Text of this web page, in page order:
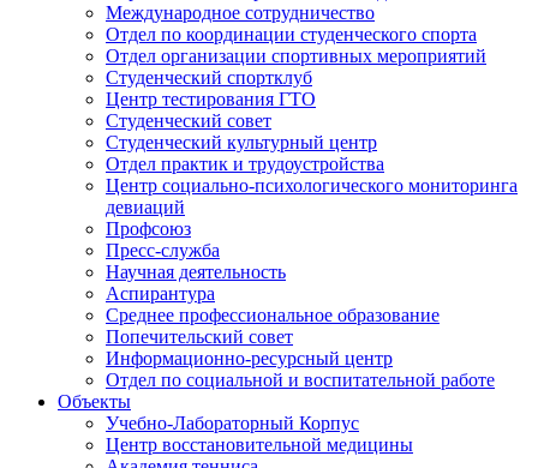
Международное сотрудничество
Отдел по координации студенческого спорта
Отдел организации спортивных мероприятий
Студенческий спортклуб
Центр тестирования ГТО
Студенческий совет
Студенческий культурный центр
Отдел практик и трудоустройства
Центр социально-психологического мониторинга
девиаций
Профсоюз
Пресс-служба
Научная деятельность
Аспирантура
Среднее профессиональное образование
Попечительский совет
Информационно-ресурсный центр
Отдел по социальной и воспитательной работе
Объекты
Учебно-Лабораторный Корпус
Центр восстановительной медицины